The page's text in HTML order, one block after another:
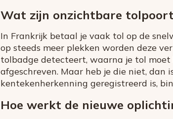
Wat zijn onzichtbare
In Frankrijk betaal je vaak tol op de
op steeds meer plekken worden deze
tolbadge detecteert, waarna je tol
afgeschreven. Maar heb je die niet,
kentekenherkenning geregistreerd is,
Hoe werkt de nieuwe